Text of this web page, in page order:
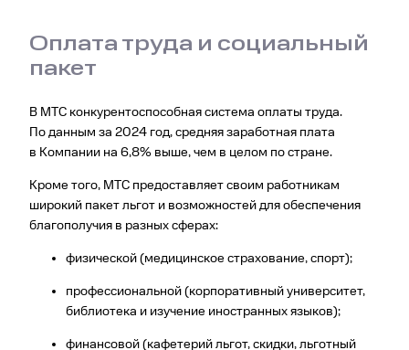
Оплата труда и социальный
пакет
В МТС конкурентоспособная система оплаты труда.
По данным за 2024 год, средняя заработная плата
в Компании на 6,8% выше, чем в целом по стране.
Кроме того, МТС предоставляет своим работникам
широкий пакет льгот и возможностей для обеспечения
благополучия в разных сферах:
физической (медицинское страхование, спорт);
профессиональной (корпоративный университет,
библиотека и изучение иностранных языков);
финансовой (кафетерий льгот, скидки, льготный